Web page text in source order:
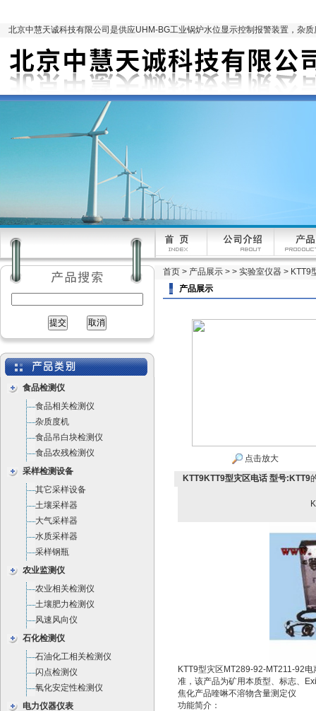
北京中慧天诚科技有限公司是供应UHM-BG工业锅炉水位显示控制报警装置，杂
食品检测仪
食品相关检测仪
杂质度机
食品吊白块检测仪
食品农残检测仪
采样检测设备
其它采样设备
土壤采样器
大气采样器
水质采样器
采样钢瓶
农业监测仪
农业相关检测仪
土壤肥力检测仪
风速风向仪
石化检测仪
石油化工相关检测仪
闪点检测仪
氧化安定性检测仪
电力仪器仪表
首页 > 产品展示 > > 实验室仪器 > KTT9
产品展示
点击放大
KTT9KTT9型灾区电话 型号:KTT9
KTT9型灾区MT289-92-MT211-92
准，该产品为矿用本质型、标志、
焦化产品喹啉不溶物含量测定仪
功能简介：